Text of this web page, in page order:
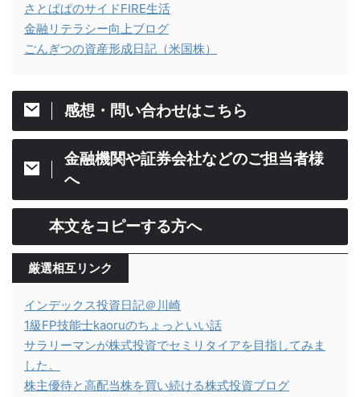
さとぱぱのサイドFIRE生活
金融リテラシー向上ブログ
ごんぎつの資産形成日記（米国株）
感想・問い合わせはこちら
金融機関や証券会社などのご担当者様
へ
本文をコピーする方へ
厳選相互リンク
インデックス投資日記＠川崎
1級FP技能士kaoruのちょっといい話
サラリーマンが株式投資でセミリタイアを目指してみま
した。
株主優待と高配当株を買い続ける株式投資ブログ